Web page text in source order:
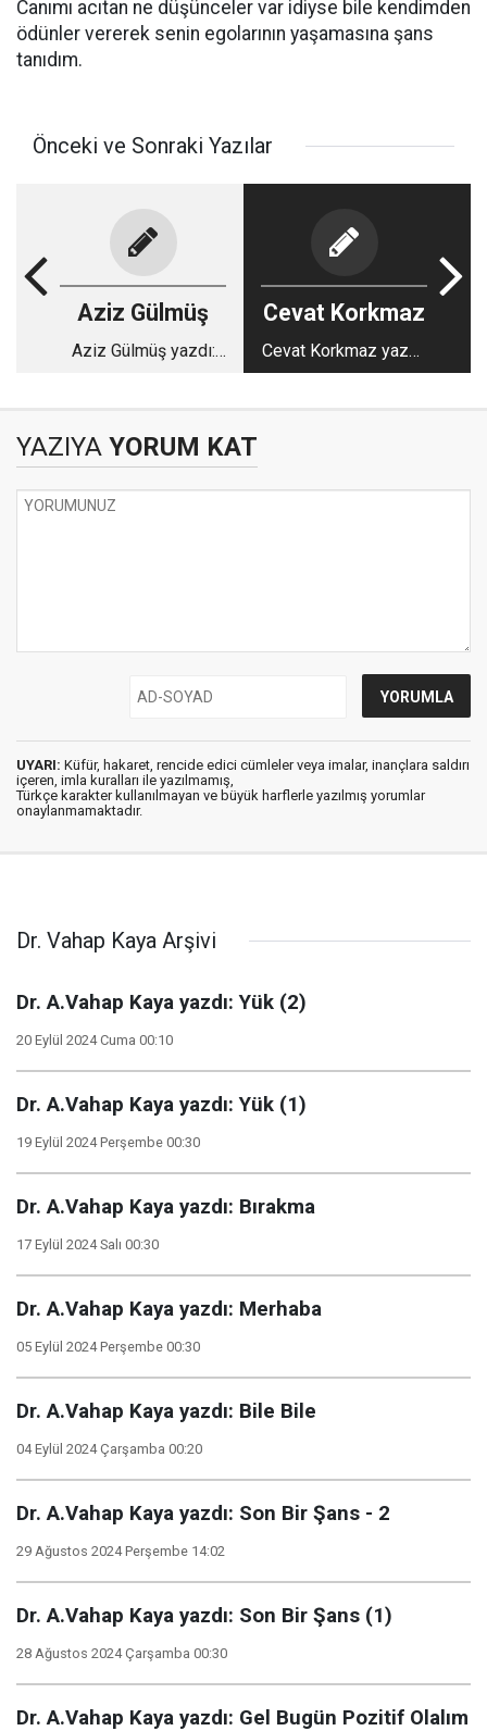
Canımı acıtan ne düşünceler var idiyse bile kendimden
ödünler vererek senin egolarının yaşamasına şans
tanıdım.
Önceki ve Sonraki Yazılar
Aziz Gülmüş
Aziz Gülmüş yazdı:
Cevat Korkmaz
Cevat Korkmaz yazdı:
10 Ocak, Gazetecilere
YAZIYA YORUM KAT
UYARI: Küfür, hakaret, rencide edici cümleler veya imalar, inançlara saldırı
içeren, imla kuralları ile yazılmamış,
Türkçe karakter kullanılmayan ve büyük harflerle yazılmış yorumlar
onaylanmamaktadır.
Dr. Vahap Kaya Arşivi
Dr. A.Vahap Kaya yazdı: Yük (2)
20 Eylül 2024 Cuma 00:10
Dr. A.Vahap Kaya yazdı: Yük (1)
19 Eylül 2024 Perşembe 00:30
Dr. A.Vahap Kaya yazdı: Bırakma
17 Eylül 2024 Salı 00:30
Dr. A.Vahap Kaya yazdı: Merhaba
05 Eylül 2024 Perşembe 00:30
Dr. A.Vahap Kaya yazdı: Bile Bile
04 Eylül 2024 Çarşamba 00:20
Dr. A.Vahap Kaya yazdı: Son Bir Şans - 2
29 Ağustos 2024 Perşembe 14:02
Dr. A.Vahap Kaya yazdı: Son Bir Şans (1)
28 Ağustos 2024 Çarşamba 00:30
Dr. A.Vahap Kaya yazdı: Gel Bugün Pozitif Olalım